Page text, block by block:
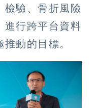
檢驗、骨折風險
進行跨平台資料
動的目標。